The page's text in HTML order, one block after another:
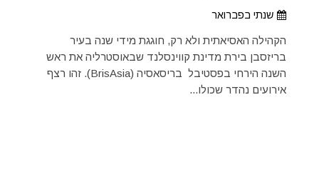
שנתי בפברואר
הקהילה האסיאתית ולא רק, חוגגת מידי שנה בעיר
בריזסבן בירת מדינת קווינסלנד שבאוסטרליה את ראש
השנה הירחי בפסטיבל בריסאסיה (BrisAsia). זהו רצף
אירועים נהדר שכולו...